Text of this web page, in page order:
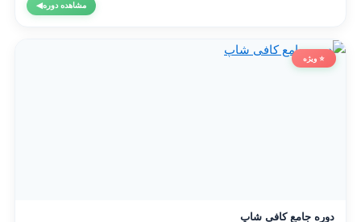
مشاهده دوره◀
⭐ ویژه
دوره جامع کافی شاپ